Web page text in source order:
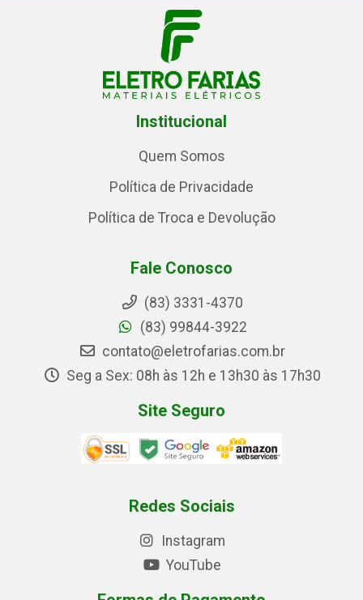
Institucional
Quem Somos
Política de Privacidade
Política de Troca e Devolução
Fale Conosco
(83) 3331-4370
(83) 99844-3922
contato@eletrofarias.com.br
Seg a Sex: 08h às 12h e 13h30 às 17h30
Site Seguro
Redes Sociais
Instagram
YouTube